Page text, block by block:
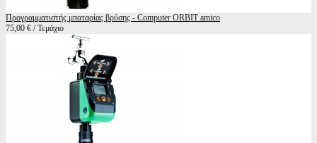
Προγραμματιστής μπαταρίας βρύσης - Computer ORBIT amico
75,00 € / Τεμάχιο